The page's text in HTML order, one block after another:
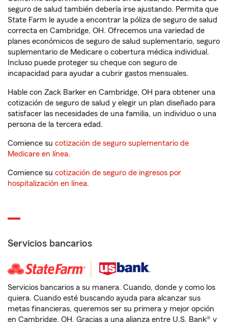
seguro de salud también debería irse ajustando. Permita que
State Farm le ayude a encontrar la póliza de seguro de salud
correcta en Cambridge, OH. Ofrecemos una variedad de
planes económicos de seguro de salud suplementario, seguro
suplementario de Medicare o cobertura médica individual.
Incluso puede proteger su cheque con seguro de
incapacidad para ayudar a cubrir gastos mensuales.
Hable con Zack Barker en Cambridge, OH para obtener una
cotización de seguro de salud y elegir un plan diseñado para
satisfacer las necesidades de una familia, un individuo o una
persona de la tercera edad.
Comience su cotización de seguro suplementario de
Medicare en línea.
Comience su cotización de seguro de ingresos por
hospitalización en línea.
Servicios bancarios
Servicios bancarios a su manera. Cuando, donde y como los
quiera. Cuando esté buscando ayuda para alcanzar sus
metas financieras, queremos ser su primera y mejor opción
en Cambridge, OH. Gracias a una alianza entre U.S. Bank® y